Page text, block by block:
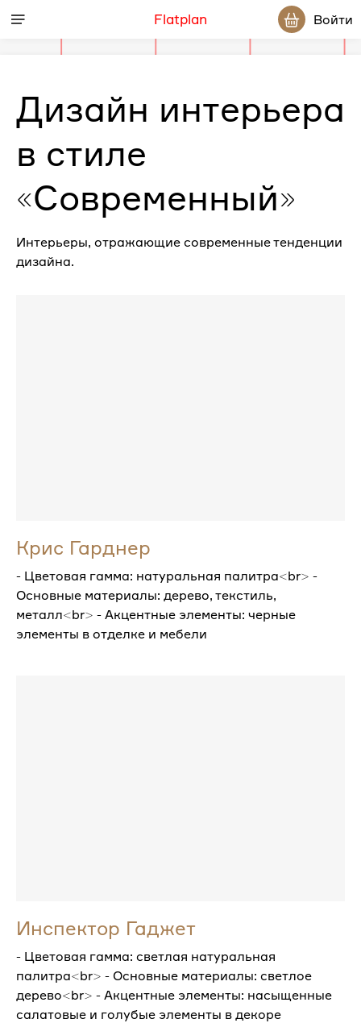
Flatplan Войти
Дизайн интерьера
в стиле
«Современный»
Интерьеры, отражающие современные тенденции
дизайна.
Крис Гарднер
- Цветовая гамма: натуральная палитра<br> -
Основные материалы: дерево, текстиль,
металл<br> - Акцентные элементы: черные
элементы в отделке и мебели
Инспектор Гаджет
- Цветовая гамма: светлая натуральная
палитра<br> - Основные материалы: светлое
дерево<br> - Акцентные элементы: насыщенные
салатовые и голубые элементы в декоре